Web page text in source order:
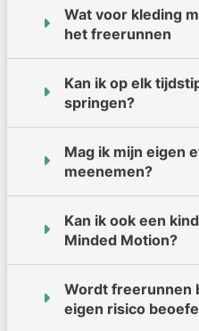
Wat voor kleding
het freerunnen
Kan ik op elk
springen?
Mag ik mijn eigen
meenemen?
Kan ik ook een
Minded Motion?
Wordt freerunnen
eigen risico